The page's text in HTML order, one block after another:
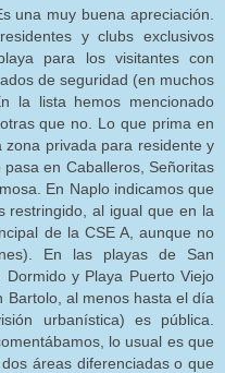
una muy buena apreciación.
y clubs exclusivos
para los visitantes con
de seguridad (en muchos
la lista hemos mencionado
que no. Lo que prima en
privada para residente y
en Caballeros, Señoritas
En Naplo indicamos que
restringido, al igual que en la
de la CSE A, aunque no
En las playas de San
y Playa Puerto Viejo
Bartolo, al menos hasta el día
urbanística) es pública.
lo usual es que
áreas diferenciadas o que